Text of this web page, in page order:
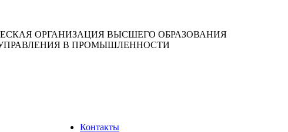
ОРГАНИЗАЦИЯ ВЫСШЕГО ОБРАЗОВАНИЯ
В ПРОМЫШЛЕННОСТИ
Контакты